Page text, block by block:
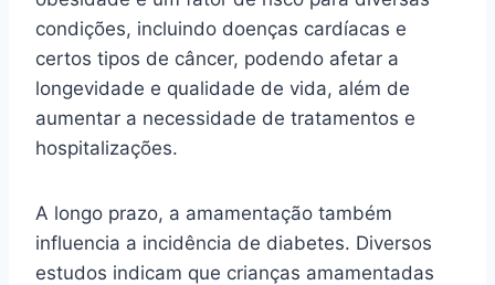
condições, incluindo doenças cardíacas e
certos tipos de câncer, podendo afetar a
longevidade e qualidade de vida, além de
aumentar a necessidade de tratamentos e
hospitalizações.
A longo prazo, a amamentação também
influencia a incidência de diabetes. Diversos
estudos indicam que crianças amamentadas